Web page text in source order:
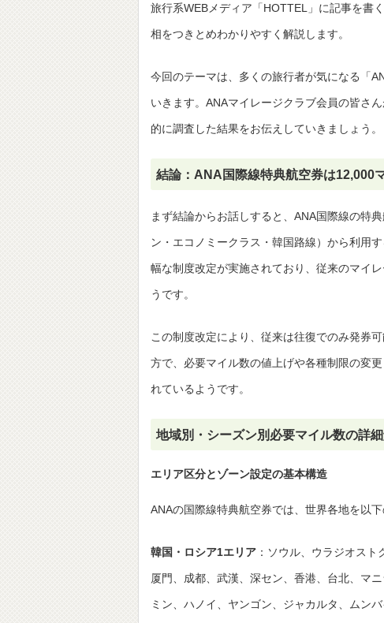
旅行系WEBメディア「HOTTEL」に記事を書
相をつきとめわかりやすく解説します。
今回のテーマは、多くの旅行者が気になる「
いきます。ANAマイレージクラブ会員の皆さ
的に調査した結果をお伝えしていきましょう。
結論：ANA国際線特典航空券は12,000
まず結論からお話しすると、ANA国際線の特
ン・エコノミークラス・韓国路線）から利用
幅な制度改定が実施されており、従来のマイ
うです。
この制度改定により、従来は往復でのみ発券
方で、必要マイル数の値上げや各種制限の変
れているようです。
地域別・シーズン別必要マイル数の詳
エリア区分とゾーン設定の基本構造
ANAの国際線特典航空券では、世界各地を以
韓国・ロシア1エリア ：ソウル、ウラジオスト
厦門、成都、武漢、深セン、香港、台北、マニ
ミン、ハノイ、ヤンゴン、ジャカルタ、ムン